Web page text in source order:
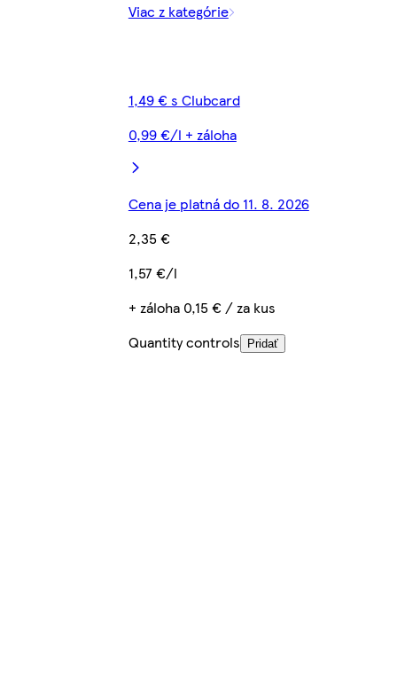
Viac z kategórie
1,49 € s Clubcard
0,99 €/l + záloha
Cena je platná do 11. 8. 2026
2,35 €
1,57 €/l
+ záloha 0,15 € / za kus
Quantity controls
Pridať